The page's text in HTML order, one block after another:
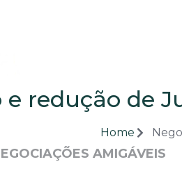
e redução de
Home
AMIGÁVEIS